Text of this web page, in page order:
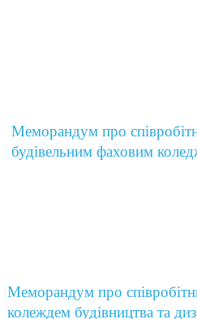
Меморандум про
будівельним фаховим
Меморандум про
колеждем будівництва та